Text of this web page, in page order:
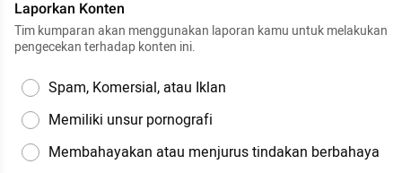
Laporkan Konten
Tim kumparan akan menggunakan laporan kamu untuk melakukan
pengecekan terhadap konten ini.
Spam, Komersial, atau Iklan
Memiliki unsur pornografi
Membahayakan atau menjurus tindakan berbahaya